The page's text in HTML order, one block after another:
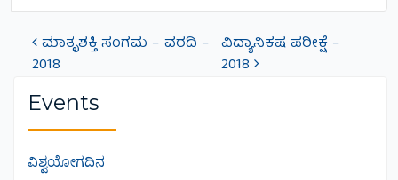
Post navigation
ಮಾತೃಶಕ್ತಿ ಸಂಗಮ – ವರದಿ –
2018
ವಿದ್ಯಾನಿಕಷ ಪರೀಕ್ಷೆ –
2018
Events
ವಿಶ್ವಯೋಗದಿನ